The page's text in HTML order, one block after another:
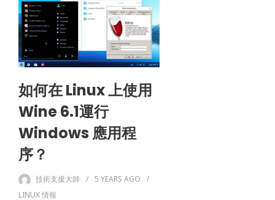
如何在 Linux 上使用
Wine 6.1運行
Windows 應用程
序？
技術支援大師 5 YEARS AGO
LINUX 情報